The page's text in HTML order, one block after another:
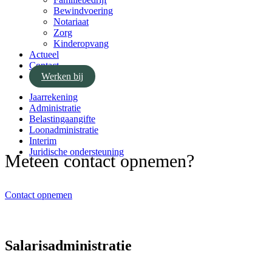
Bewindvoering
Notariaat
Zorg
Kinderopvang
Actueel
Contact
Werken bij
Jaarrekening
Administratie
Belastingaangifte
Loonadministratie
Interim
Juridische ondersteuning
Meteen contact opnemen?
Contact opnemen
Salarisadministratie